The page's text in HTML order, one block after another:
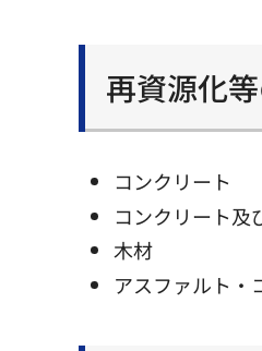
再資源化
コンクリート
コンクリート及
木材
アスファルト・